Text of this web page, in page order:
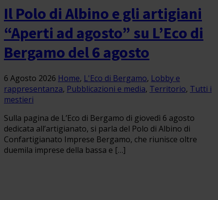
Il Polo di Albino e gli artigiani
“Aperti ad agosto” su L’Eco di
Bergamo del 6 agosto
6 Agosto 2026 Home, L'Eco di Bergamo, Lobby e
rappresentanza, Pubblicazioni e media, Territorio, Tutti i
mestieri
Sulla pagina de L’Eco di Bergamo di giovedì 6 agosto
dedicata all’artigianato, si parla del Polo di Albino di
Confartigianato Imprese Bergamo, che riunisce oltre
duemila imprese della bassa e […]